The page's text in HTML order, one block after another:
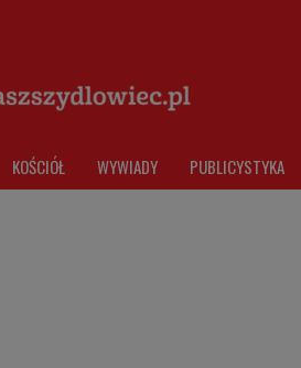
KOŚCIÓŁ WYWIADY PUBLICYSTYKA